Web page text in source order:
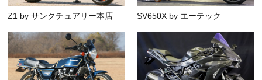
Z1 by サンクチュアリー本店 SV650X by エーテック